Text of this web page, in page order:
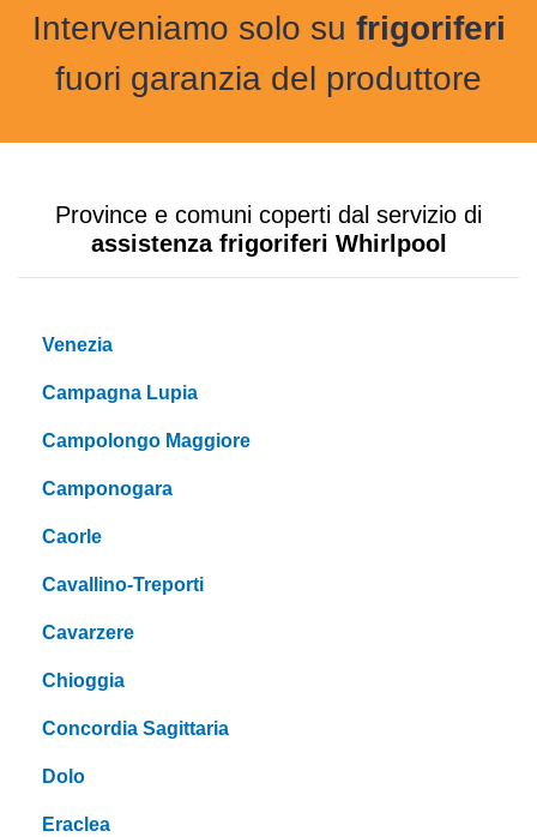
Interveniamo solo su frigoriferi
fuori garanzia del produttore
Province e comuni coperti dal servizio di
assistenza frigoriferi Whirlpool
Venezia
Campagna Lupia
Campolongo Maggiore
Camponogara
Caorle
Cavallino-Treporti
Cavarzere
Chioggia
Concordia Sagittaria
Dolo
Eraclea